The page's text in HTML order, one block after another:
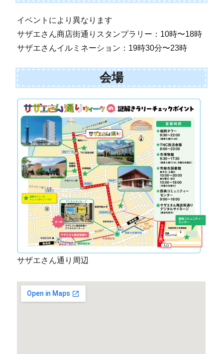
イベントにより異なります
サザエさん商店街通りスタンプラリー：10時〜18時
サザエさんイルミネーション：19時30分〜23時
会場
サザエさん通り周辺